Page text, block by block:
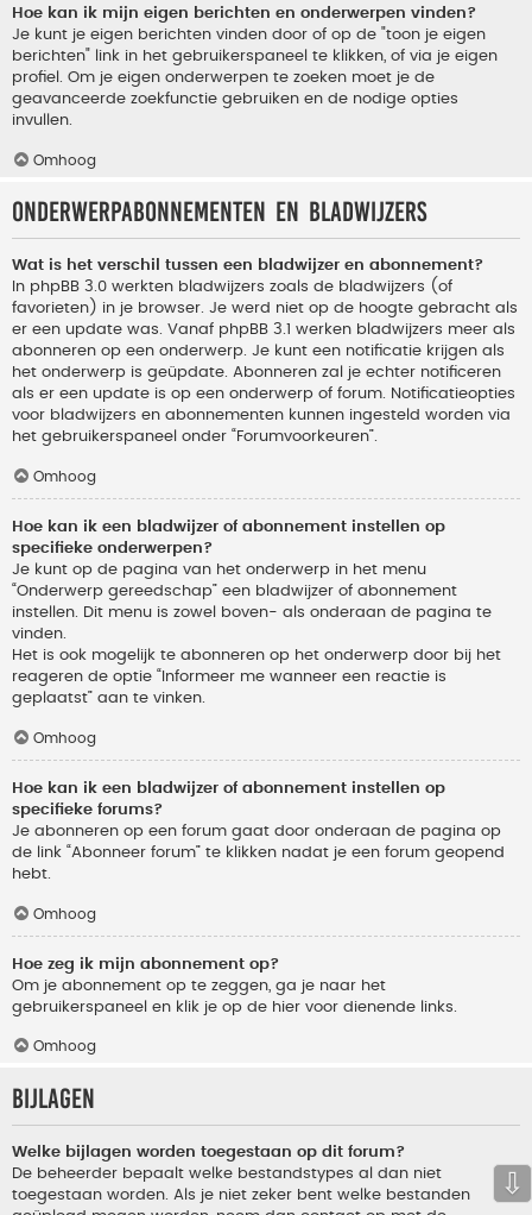
Hoe kan ik mijn eigen berichten en onderwerpen vinden?
Je kunt je eigen berichten vinden door of op de "toon je eigen
berichten" link in het gebruikerspaneel te klikken, of via je eigen
profiel. Om je eigen onderwerpen te zoeken moet je de
geavanceerde zoekfunctie gebruiken en de nodige opties
invullen.
Omhoog
Onderwerpabonnementen en bladwijzers
Wat is het verschil tussen een bladwijzer en abonnement?
In phpBB 3.0 werkten bladwijzers zoals de bladwijzers (of
favorieten) in je browser. Je werd niet op de hoogte gebracht als
er een update was. Vanaf phpBB 3.1 werken bladwijzers meer als
abonneren op een onderwerp. Je kunt een notificatie krijgen als
het onderwerp is geüpdate. Abonneren zal je echter notificeren
als er een update is op een onderwerp of forum. Notificatieopties
voor bladwijzers en abonnementen kunnen ingesteld worden via
het gebruikerspaneel onder “Forumvoorkeuren”.
Omhoog
Hoe kan ik een bladwijzer of abonnement instellen op
specifieke onderwerpen?
Je kunt op de pagina van het onderwerp in het menu
“Onderwerp gereedschap” een bladwijzer of abonnement
instellen. Dit menu is zowel boven- als onderaan de pagina te
vinden.
Het is ook mogelijk te abonneren op het onderwerp door bij het
reageren de optie “Informeer me wanneer een reactie is
geplaatst” aan te vinken.
Omhoog
Hoe kan ik een bladwijzer of abonnement instellen op
specifieke forums?
Je abonneren op een forum gaat door onderaan de pagina op
de link “Abonneer forum” te klikken nadat je een forum geopend
hebt.
Omhoog
Hoe zeg ik mijn abonnement op?
Om je abonnement op te zeggen, ga je naar het
gebruikerspaneel en klik je op de hier voor dienende links.
Omhoog
Bijlagen
Welke bijlagen worden toegestaan op dit forum?
De beheerder bepaalt welke bestandstypes al dan niet
toegestaan worden. Als je niet zeker bent welke bestanden
⇩